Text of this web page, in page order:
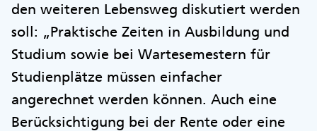
den weiteren Lebensweg diskutiert werden
soll: „Praktische Zeiten in Ausbildung und
Studium sowie bei Wartesemestern für
Studienplätze müssen einfacher
angerechnet werden können. Auch eine
Berücksichtigung bei der Rente oder eine